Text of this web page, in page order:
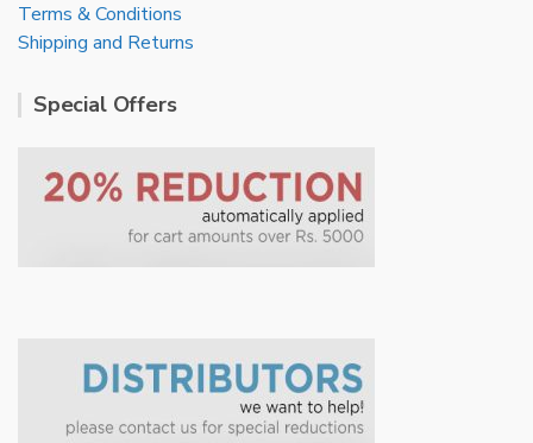
Terms & Conditions
Shipping and Returns
Special Offers